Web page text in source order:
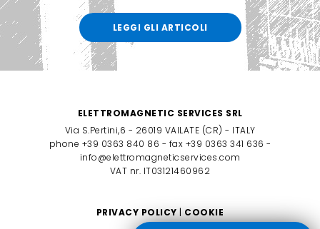
LEGGI GLI ARTICOLI
ELETTROMAGNETIC SERVICES SRL
Via S.Pertini,6 - 26019 VAILATE (CR) - ITALY
phone +39 0363 840 86 - fax +39 0363 341 636 -
info@elettromagneticservices.com
VAT nr. IT03121460962
PRIVACY POLICY|COOKIE